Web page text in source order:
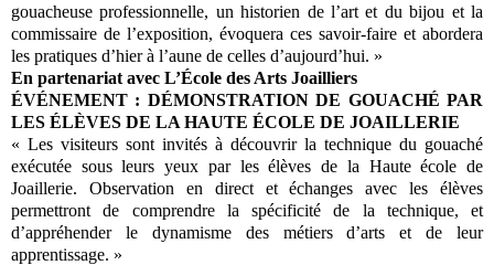
gouacheuse professionnelle, un historien de l’art et du bijou et la
commissaire de l’exposition, évoquera ces savoir-faire et abordera
les pratiques d’hier à l’aune de celles d’aujourd’hui. »
En partenariat avec L’École des Arts Joailliers
ÉVÉNEMENT : DÉMONSTRATION DE GOUACHÉ PAR
LES ÉLÈVES DE LA HAUTE ÉCOLE DE JOAILLERIE
« Les visiteurs sont invités à découvrir la technique du gouaché
exécutée sous leurs yeux par les élèves de la Haute école de
Joaillerie. Observation en direct et échanges avec les élèves
permettront de comprendre la spécificité de la technique, et
d’appréhender le dynamisme des métiers d’arts et de leur
apprentissage. »